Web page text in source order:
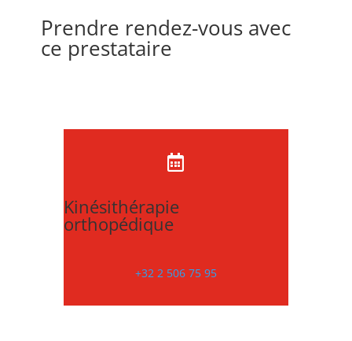
Prendre rendez-vous avec
ce prestataire

Kinésithérapie
orthopédique
+32 2 506 75 95